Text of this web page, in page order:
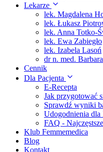
Lekarze
lek. Magdalena
lek. Łukasz
lek. Anna Totko-
lek. Ewa Zabiegło
lek. Izabela Lasoń
dr n. med.
Cennik
Dla Pacjenta
E-Recepta
Jak przygotować
Sprawdź wyniki
Udogodnienia dla
FAQ -
Klub Femmemedica
Blog
Kontakt